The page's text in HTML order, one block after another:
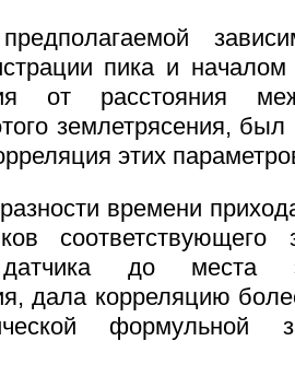
пика и началом
от расстояния
землетрясения,
этих
времени
соответствующего
до места
дала корреляцию
формульной